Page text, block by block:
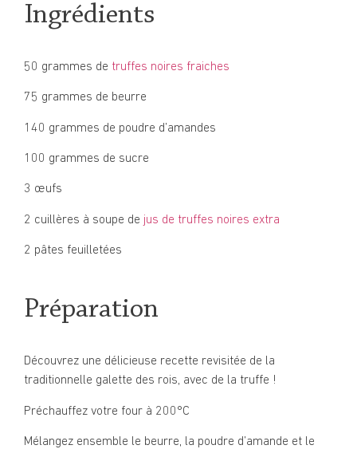
Ingrédients
50 grammes de truffes noires fraiches
75 grammes de beurre
140 grammes de poudre d’amandes
100 grammes de sucre
3 œufs
2 cuillères à soupe de jus de truffes noires extra
2 pâtes feuilletées
Préparation
Découvrez une délicieuse recette revisitée de la
traditionnelle galette des rois, avec de la truffe !
Préchauffez votre four à 200°C
Mélangez ensemble le beurre, la poudre d’amande et le